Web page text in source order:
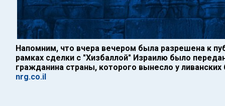
Напомним, что вчера вечером была разрешена к
рамках сделки с "Хизбаллой" Израилю было
гражданина страны, которого вынесло у ливанских
nrg.co.il